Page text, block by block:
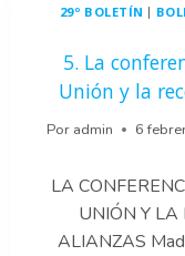
29º BOLETÍN
5. La
Unión y la
Por admin 6
LA
UNIÓN Y LA
ALIANZAS